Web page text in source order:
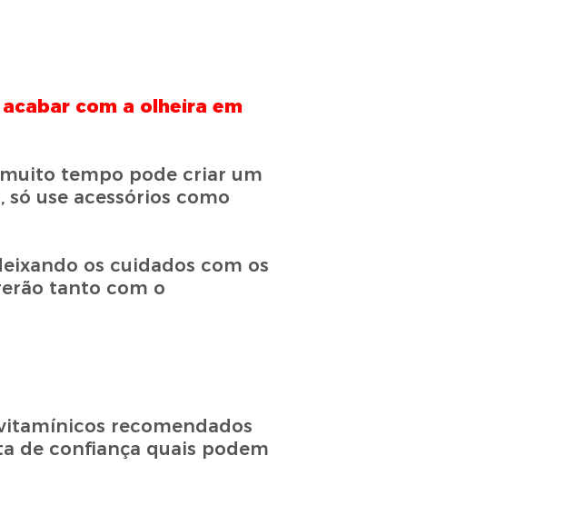
com a olheira em
tempo pode criar um
use acessórios como
os cuidados com os
tanto com o
recomendados
de confiança quais podem